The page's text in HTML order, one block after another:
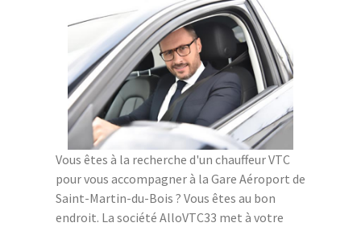
Vous êtes à la recherche d'un chauffeur VTC
pour vous accompagner à la Gare Aéroport de
Saint-Martin-du-Bois ? Vous êtes au bon
endroit. La société AlloVTC33 met à votre